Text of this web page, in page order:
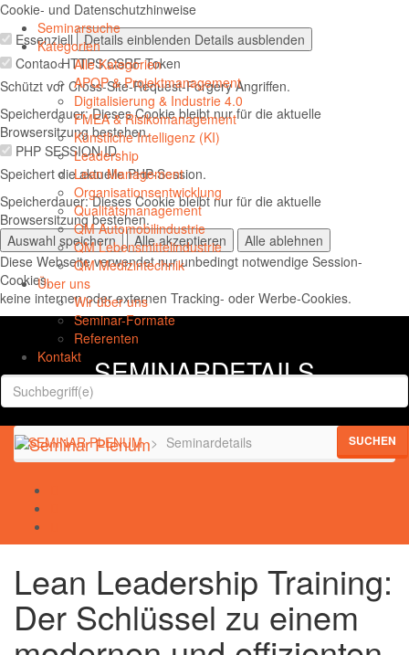
Cookie- und Datenschutzhinweise
Essenziell Details einblenden Details ausblenden
Contao HTTPS CSRF Token
Schützt vor Cross-Site-Request-Forgery Angriffen.
Speicherdauer:Dieses Cookie bleibt nur für die aktuelle
Browsersitzung bestehen.
PHP SESSION ID
Speichert die aktuelle PHP-Session.
Speicherdauer:Dieses Cookie bleibt nur für die aktuelle
Browsersitzung bestehen.
Auswahl speichern
Alle akzeptieren
Alle ablehnen
Diese Webseite verwendet nur unbedingt notwendige Session-
Cookies,
keine internen oder externen Tracking- oder Werbe-Cookies.
Seminarsuche
Kategorien
Alle Kategorien
APQP & Projektmanagement
Digitalisierung & Industrie 4.0
FMEA & Risikomanagement
Künstliche Intelligenz (KI)
Leadership
Lean Management
Organisationsentwicklung
Qualitätsmanagement
QM Automobilindustrie
QM Lebensmittelindustrie
QM Medizintechnik
Über uns
Wir über uns
Seminar-Formate
Referenten
Kontakt
SUCHEN
SEMINARDETAILS
SEMINAR PLENUM Seminardetails
Lean Leadership Training:
Der Schlüssel zu einem